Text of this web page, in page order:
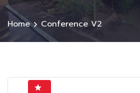
Home Conference V2